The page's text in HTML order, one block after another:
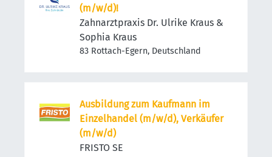
(m/w/d)!
Zahnarztpraxis Dr. Ulrike Kraus &
Sophia Kraus
83 Rottach-Egern, Deutschland
Ausbildung zum Kaufmann im
Einzelhandel (m/w/d), Verkäufer
(m/w/d)
FRISTO SE